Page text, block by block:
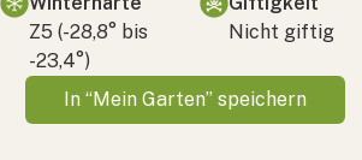
Z5 (-28,8° bis
-23,4°)
Nicht giftig
In “Mein Garten” speichern